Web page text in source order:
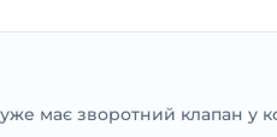
має зворотний клапан у